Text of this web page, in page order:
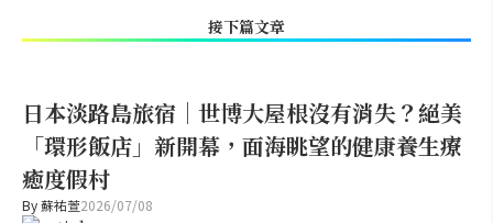
接下篇文章
日本淡路島旅宿｜世博大屋根沒有消失？絕美
「環形飯店」新開幕，面海眺望的健康養生療
癒度假村
By蘇祐萱2026/07/08